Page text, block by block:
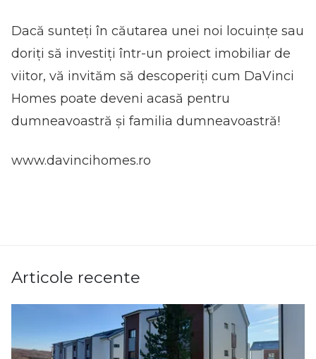
Dacă sunteți în căutarea unei noi locuințe sau
doriți să investiți într-un proiect imobiliar de
viitor, vă invităm să descoperiți cum DaVinci
Homes poate deveni acasă pentru
dumneavoastră și familia dumneavoastră!
www.davincihomes.ro
Articole recente